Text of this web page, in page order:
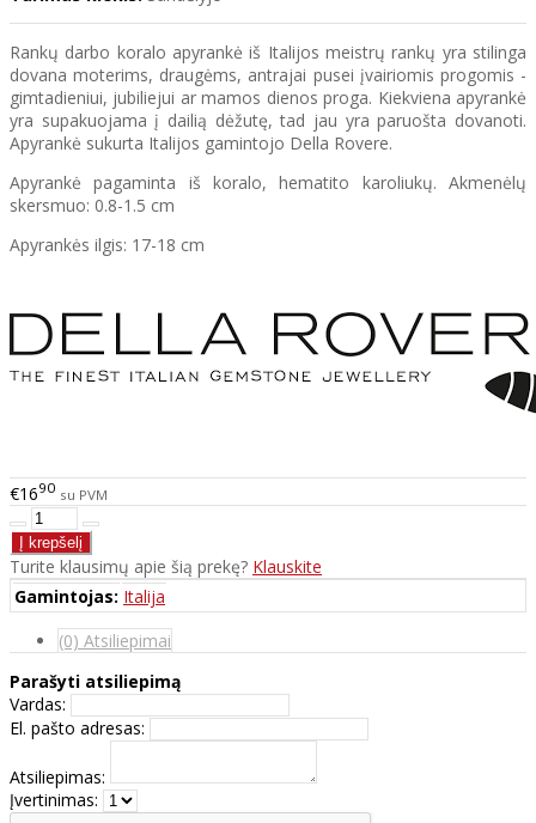
Rankų darbo koralo apyrankė iš Italijos meistrų rankų yra stilinga
dovana moterims, draugėms, antrajai pusei įvairiomis progomis -
gimtadieniui, jubiliejui ar mamos dienos proga. Kiekviena apyrankė
yra supakuojama į dailią dėžutę, tad jau yra paruošta dovanoti.
Apyrankė sukurta Italijos gamintojo Della Rovere.
Apyrankė pagaminta iš koralo, hematito karoliukų. Akmenėlų
skersmuo: 0.8-1.5 cm
Apyrankės ilgis: 17-18 cm
€1690 su PVM
Turite klausimų apie šią prekę? Klauskite
Gamintojas: Italija
(0) Atsiliepimai
Parašyti atsiliepimą
Vardas:
El. pašto adresas:
Atsiliepimas:
Įvertinimas: